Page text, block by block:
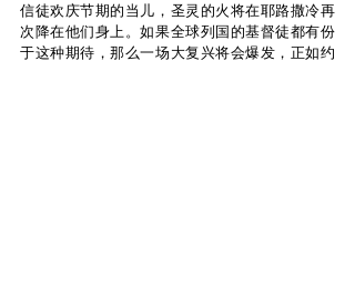
信徒欢庆节期的当儿，圣灵的火将在耶路撒冷再
次降在他们身上。如果全球列国的基督徒都有份
于这种期待，那么一场大复兴将会爆发，正如约